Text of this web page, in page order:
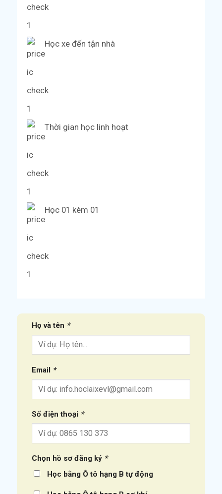
Học xe đến tận nhà
Thời gian học linh hoạt
Học 01 kèm 01
Họ và tên *
Email *
Số điện thoại *
Chọn hồ sơ đăng ký *
Học bằng Ô tô hạng B tự động